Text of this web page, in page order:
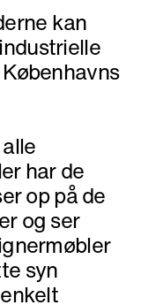
kan
har de
op på de
og ser
syn